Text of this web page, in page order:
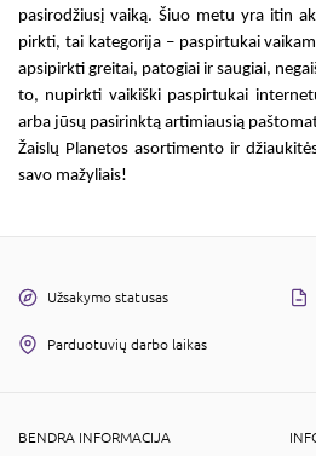
pasirodžiusį vaiką. Šiuo metu yra itin
pirkti, tai kategorija –paspirtukai
apsipirkti greitai, patogiai ir saugiai,
to, nupirkti vaikiški paspirtukai
arba jūsų pasirinktą artimiausią
Žaislų Planetos asortimento ir
savo mažyliais!
Užsakymo statusas
Parduotuvių darbo laikas
BENDRA INFORMACIJA